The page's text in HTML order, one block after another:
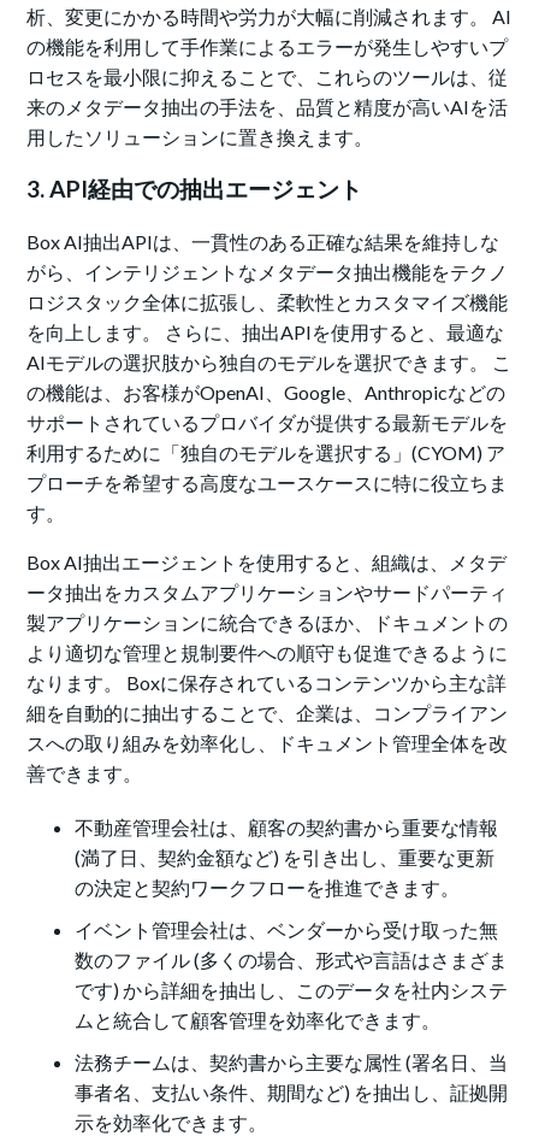
析、変更にかかる時間や労力が大幅に削減されます。 AI
の機能を利用して手作業によるエラーが発生しやすいプ
ロセスを最小限に抑えることで、これらのツールは、従
来のメタデータ抽出の手法を、品質と精度が高いAIを活
用したソリューションに置き換えます。
3. API経由での抽出エージェント
Box AI抽出APIは、一貫性のある正確な結果を維持しな
がら、インテリジェントなメタデータ抽出機能をテクノ
ロジスタック全体に拡張し、柔軟性とカスタマイズ機能
を向上します。 さらに、抽出APIを使用すると、最適な
AIモデルの選択肢から独自のモデルを選択できます。 こ
の機能は、お客様がOpenAI、Google、Anthropicなどの
サポートされているプロバイダが提供する最新モデルを
利用するために「独自のモデルを選択する」(CYOM) ア
プローチを希望する高度なユースケースに特に役立ちま
す。
Box AI抽出エージェントを使用すると、組織は、メタデ
ータ抽出をカスタムアプリケーションやサードパーティ
製アプリケーションに統合できるほか、ドキュメントの
より適切な管理と規制要件への順守も促進できるように
なります。 Boxに保存されているコンテンツから主な詳
細を自動的に抽出することで、企業は、コンプライアン
スへの取り組みを効率化し、ドキュメント管理全体を改
善できます。
不動産管理会社は、顧客の契約書から重要な情報
(満了日、契約金額など) を引き出し、重要な更新
の決定と契約ワークフローを推進できます。
イベント管理会社は、ベンダーから受け取った無
数のファイル (多くの場合、形式や言語はさまざま
です) から詳細を抽出し、このデータを社内システ
ムと統合して顧客管理を効率化できます。
法務チームは、契約書から主要な属性 (署名日、当
事者名、支払い条件、期間など) を抽出し、証拠開
示を効率化できます。